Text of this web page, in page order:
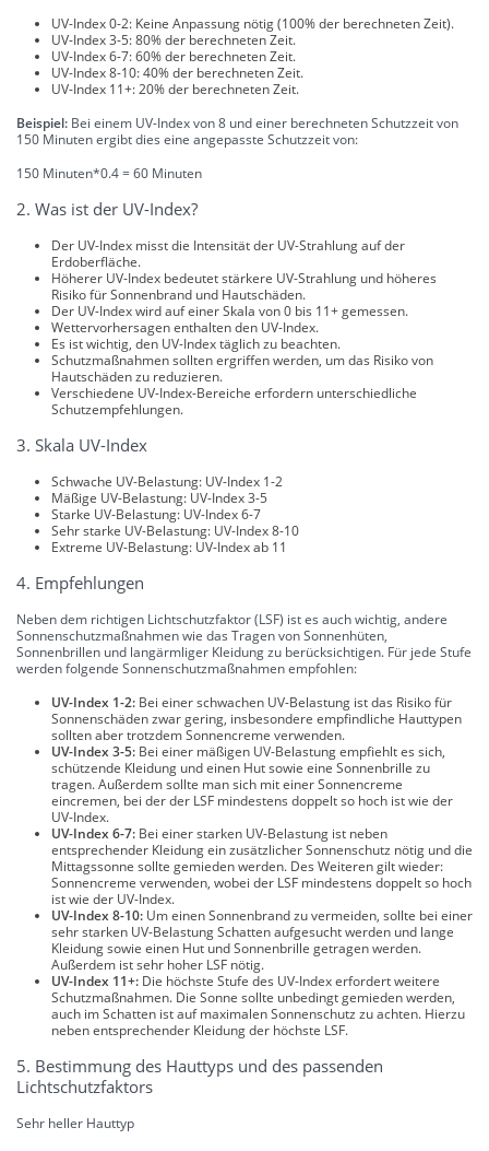
UV-Index 0-2: Keine Anpassung nötig (100% der berechneten Zeit).
UV-Index 3-5: 80% der berechneten Zeit.
UV-Index 6-7: 60% der berechneten Zeit.
UV-Index 8-10: 40% der berechneten Zeit.
UV-Index 11+: 20% der berechneten Zeit.
Beispiel: Bei einem UV-Index von 8 und einer berechneten Schutzzeit von
150 Minuten ergibt dies eine angepasste Schutzzeit von:
150 Minuten*0.4 = 60 Minuten
2. Was ist der UV-Index?
Der UV-Index misst die Intensität der UV-Strahlung auf der
Erdoberfläche.
Höherer UV-Index bedeutet stärkere UV-Strahlung und höheres
Risiko für Sonnenbrand und Hautschäden.
Der UV-Index wird auf einer Skala von 0 bis 11+ gemessen.
Wettervorhersagen enthalten den UV-Index.
Es ist wichtig, den UV-Index täglich zu beachten.
Schutzmaßnahmen sollten ergriffen werden, um das Risiko von
Hautschäden zu reduzieren.
Verschiedene UV-Index-Bereiche erfordern unterschiedliche
Schutzempfehlungen.
3. Skala UV-Index
Schwache UV-Belastung: UV-Index 1-2
Mäßige UV-Belastung: UV-Index 3-5
Starke UV-Belastung: UV-Index 6-7
Sehr starke UV-Belastung: UV-Index 8-10
Extreme UV-Belastung: UV-Index ab 11
4. Empfehlungen
Neben dem richtigen Lichtschutzfaktor (LSF) ist es auch wichtig, andere
Sonnenschutzmaßnahmen wie das Tragen von Sonnenhüten,
Sonnenbrillen und langärmliger Kleidung zu berücksichtigen. Für jede Stufe
werden folgende Sonnenschutzmaßnahmen empfohlen:
UV-Index 1-2: Bei einer schwachen UV-Belastung ist das Risiko für
Sonnenschäden zwar gering, insbesondere empfindliche Hauttypen
sollten aber trotzdem Sonnencreme verwenden.
UV-Index 3-5: Bei einer mäßigen UV-Belastung empfiehlt es sich,
schützende Kleidung und einen Hut sowie eine Sonnenbrille zu
tragen. Außerdem sollte man sich mit einer Sonnencreme
eincremen, bei der der LSF mindestens doppelt so hoch ist wie der
UV-Index.
UV-Index 6-7: Bei einer starken UV-Belastung ist neben
entsprechender Kleidung ein zusätzlicher Sonnenschutz nötig und die
Mittagssonne sollte gemieden werden. Des Weiteren gilt wieder:
Sonnencreme verwenden, wobei der LSF mindestens doppelt so hoch
ist wie der UV-Index.
UV-Index 8-10: Um einen Sonnenbrand zu vermeiden, sollte bei einer
sehr starken UV-Belastung Schatten aufgesucht werden und lange
Kleidung sowie einen Hut und Sonnenbrille getragen werden.
Außerdem ist sehr hoher LSF nötig.
UV-Index 11+: Die höchste Stufe des UV-Index erfordert weitere
Schutzmaßnahmen. Die Sonne sollte unbedingt gemieden werden,
auch im Schatten ist auf maximalen Sonnenschutz zu achten. Hierzu
neben entsprechender Kleidung der höchste LSF.
5. Bestimmung des Hauttyps und des passenden
Lichtschutzfaktors
Sehr heller Hauttyp